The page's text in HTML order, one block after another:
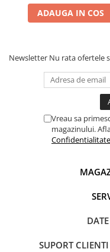
ADAUGA IN COS
Newsletter Nu rata ofertele
Vreau sa
magazinului.
Confidentialitate
SUPORT CLIENTI